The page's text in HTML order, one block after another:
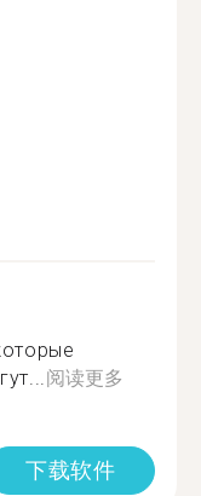
阅读更多
下载软件